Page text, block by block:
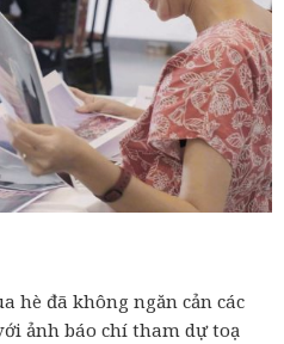
hè đã không ngăn cản các
ảnh báo chí tham dự toạ